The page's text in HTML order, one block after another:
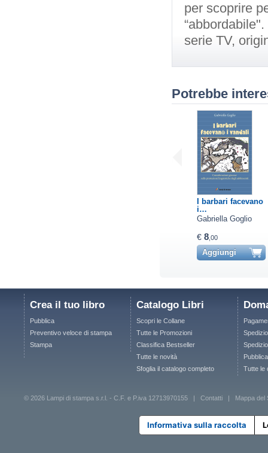
per scoprire
serie TV,
Potrebbe
I barbari facevano
i…
Gabriella Goglio
€ 8,00
Aggiungi
Crea il tuo libro
Pubblica
Preventivo veloce di stampa
Stampa
Catalogo Libri
Scopri le Collane
Tutte le Promozioni
Classifica Bestseller
Tutte le novità
Sfoglia il catalogo completo
Tutte le
© 2026 Lampi di stampa s.r.l. - C.F. e P.iva 12713970155 | Contatti Mappa del
Informativa sulla raccolta